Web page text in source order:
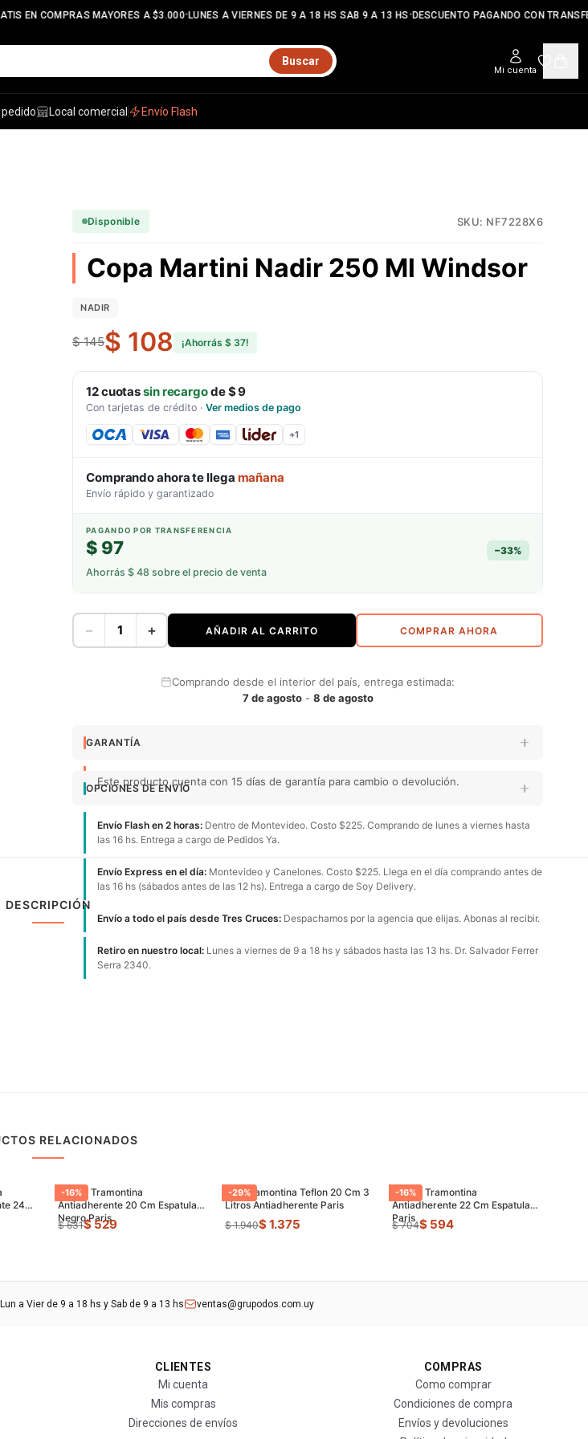
EN COMPRAS MAYORES A $3.000•LUNES A VIERNES DE 9 A 18 HS SAB 9 A 13 HS•DESCUENTO PAGANDO CON
Buscar
Mi cuenta
Local comercial Envío Flash
Disponible SKU: NF7228X6
Copa Martini Nadir 250 Ml Windsor
NADIR
$ 145$ 108 ¡Ahorrás $ 37!
12cuotassin recargode$ 9
Con tarjetas de crédito · Ver medios de pago
+1
Comprando ahora te llega mañana
Envío rápido y garantizado
PAGANDO POR TRANSFERENCIA
$ 97 −33%
Ahorrás $ 48 sobre el precio de venta
− + AÑADIR AL CARRITO COMPRAR AHORA
Comprando desde el interior del país, entrega estimada:
7 de agosto- 8 de agosto
GARANTÍA
Este producto cuenta con 15 días de garantía para cambio o devolución.
OPCIONES DE ENVÍO
Envío Flash en 2 horas: Dentro de Montevideo. Costo $225. Comprando de lunes a viernes hasta
las 16 hs. Entrega a cargo de Pedidos Ya.
Envío Express en el día: Montevideo y Canelones. Costo $225. Llega en el día comprando antes de
las 16 hs (sábados antes de las 12 hs). Entrega a cargo de Soy Delivery.
Envío a todo el país desde Tres Cruces: Despachamos por la agencia que elijas. Abonas al recibir.
Retiro en nuestro local: Lunes a viernes de 9 a 18 hs y sábados hasta las 13 hs. Dr. Salvador Ferrer
Serra 2340.
DESCRIPCIÓN
RELACIONADOS
-16%
Sarten Tramontina
Antiadherente 20 Cm Espatula
Negro Paris
$ 631$ 529
-29%
Olla Tramontina Teflon 20 Cm 3
Litros Antiadherente Paris
$ 1.940$ 1.375
-16%
Sarten Tramontina
Antiadherente 22 Cm Espatula
Paris
$ 704$ 594
Lun a Vier de 9 a 18 hs y Sab de 9 a 13 hs ventas@grupodos.com.uy
CLIENTES
Mi cuenta
Mis compras
Direcciones de envíos
COMPRAS
Como comprar
Condiciones de compra
Envíos y devoluciones